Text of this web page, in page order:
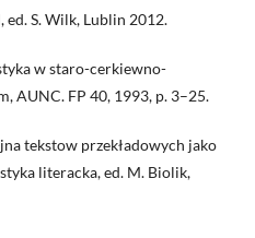
S. Wilk, Lublin 2012.
w staro-cerkiewno-
AUNC. FP 40, 1993, p. 3–25.
tekstow przekładowych jako
literacka, ed. M. Biolik,